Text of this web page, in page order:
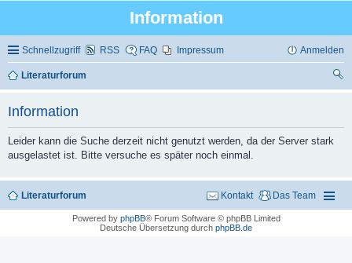
Information
Schnellzugriff RSS FAQ Impressum Anmelden
Literaturforum
Information
Leider kann die Suche derzeit nicht genutzt werden, da der Server stark
ausgelastet ist. Bitte versuche es später noch einmal.
Literaturforum Das Team
Kontakt
Powered by phpBB® Forum Software © phpBB Limited
Deutsche Übersetzung durch phpBB.de